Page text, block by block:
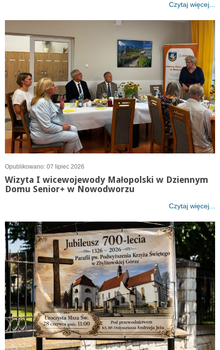
Czytaj więcej...
Opublikowano: 07 lipiec 2026
Wizyta I wicewojewody Małopolski w Dziennym
Domu Senior+ w Nowodworzu
Czytaj więcej...